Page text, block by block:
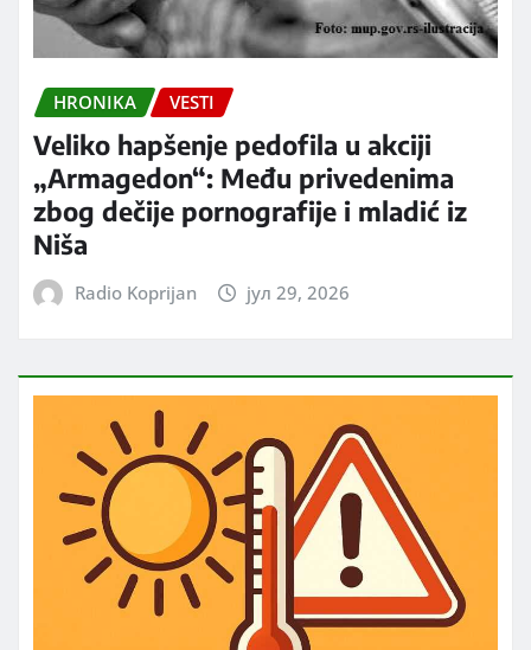
HRONIKA VESTI
Veliko hapšenje pedofila u akciji
„Armagedon“: Među privedenima
zbog dečije pornografije i mladić iz
Niša
Radio Koprijan јул 29, 2026